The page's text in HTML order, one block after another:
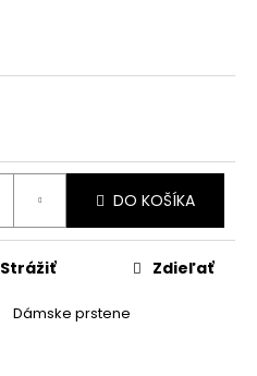
DO KOŠÍKA
Dámske prstene
Strážiť Zdieľať